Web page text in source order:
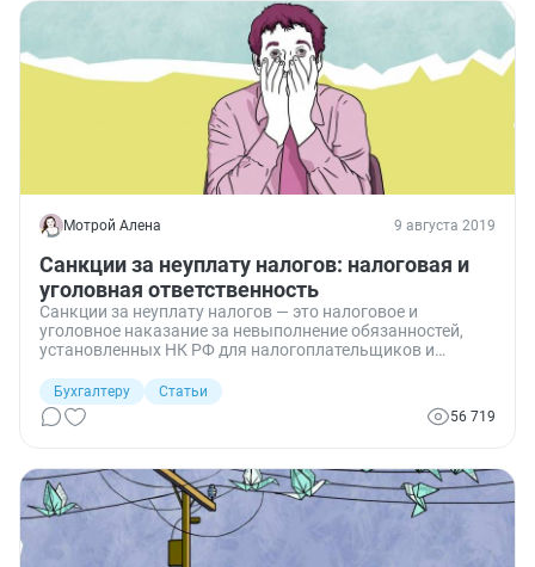
Мотрой Алена 9 августа 2019
Санкции за неуплату налогов: налоговая и
уголовная ответственность
Санкции за неуплату налогов — это налоговое и
уголовное наказание за невыполнение обязанностей,
установленных НК РФ для налогоплательщиков и
отличаются в зависимости от состава правонарушения,
категории виновного, наличия смягчающих
обстоятельств, прочих условий.
Бухгалтеру
Статьи
56 719